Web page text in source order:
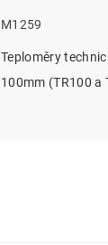
M1259
Teploměry
100mm (TR100 a